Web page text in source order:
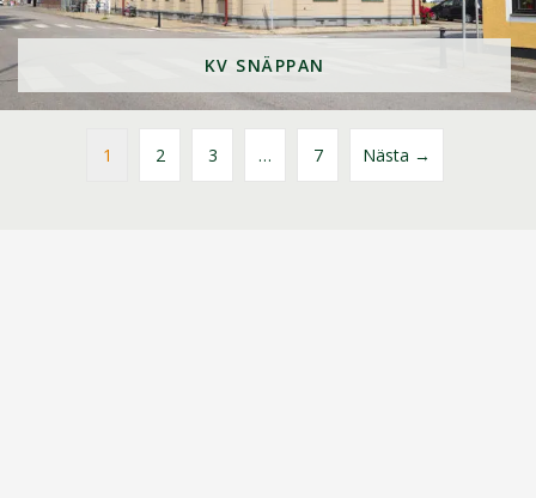
KV SNÄPPAN
1 2 3 … 7 Nästa →